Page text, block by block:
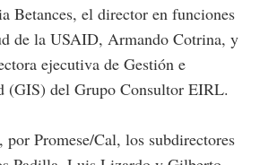
Betances, el director en funciones
de la USAID, Armando Cotrina, y
ejecutiva de Gestión e
(GIS) del Grupo Consultor EIRL.
por Promese/Cal, los subdirectores